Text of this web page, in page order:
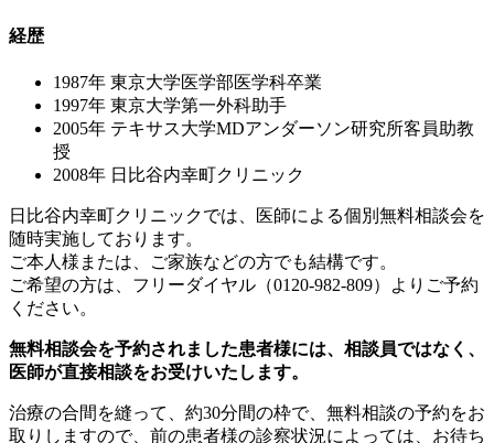
経歴
1987年 東京大学医学部医学科卒業
1997年 東京大学第一外科助手
2005年 テキサス大学MDアンダーソン研究所客員助教
授
2008年 日比谷内幸町クリニック
日比谷内幸町クリニックでは、医師による個別無料相談会を
随時実施しております。
ご本人様または、ご家族などの方でも結構です。
ご希望の方は、フリーダイヤル（0120-982-809）よりご予約
ください。
無料相談会を予約されました患者様には、相談員ではなく、
医師が直接相談をお受けいたします。
治療の合間を縫って、約30分間の枠で、無料相談の予約をお
取りしますので、前の患者様の診察状況によっては、お待ち